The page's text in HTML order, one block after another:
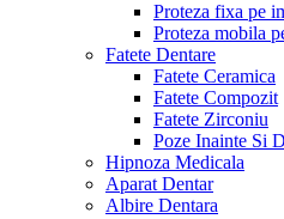
Proteza fixa pe
Proteza mobila
Fatete Dentare
Fatete Ceramica
Fatete Compozit
Fatete Zirconiu
Poze Inainte Si
Hipnoza Medicala
Aparat Dentar
Albire Dentara